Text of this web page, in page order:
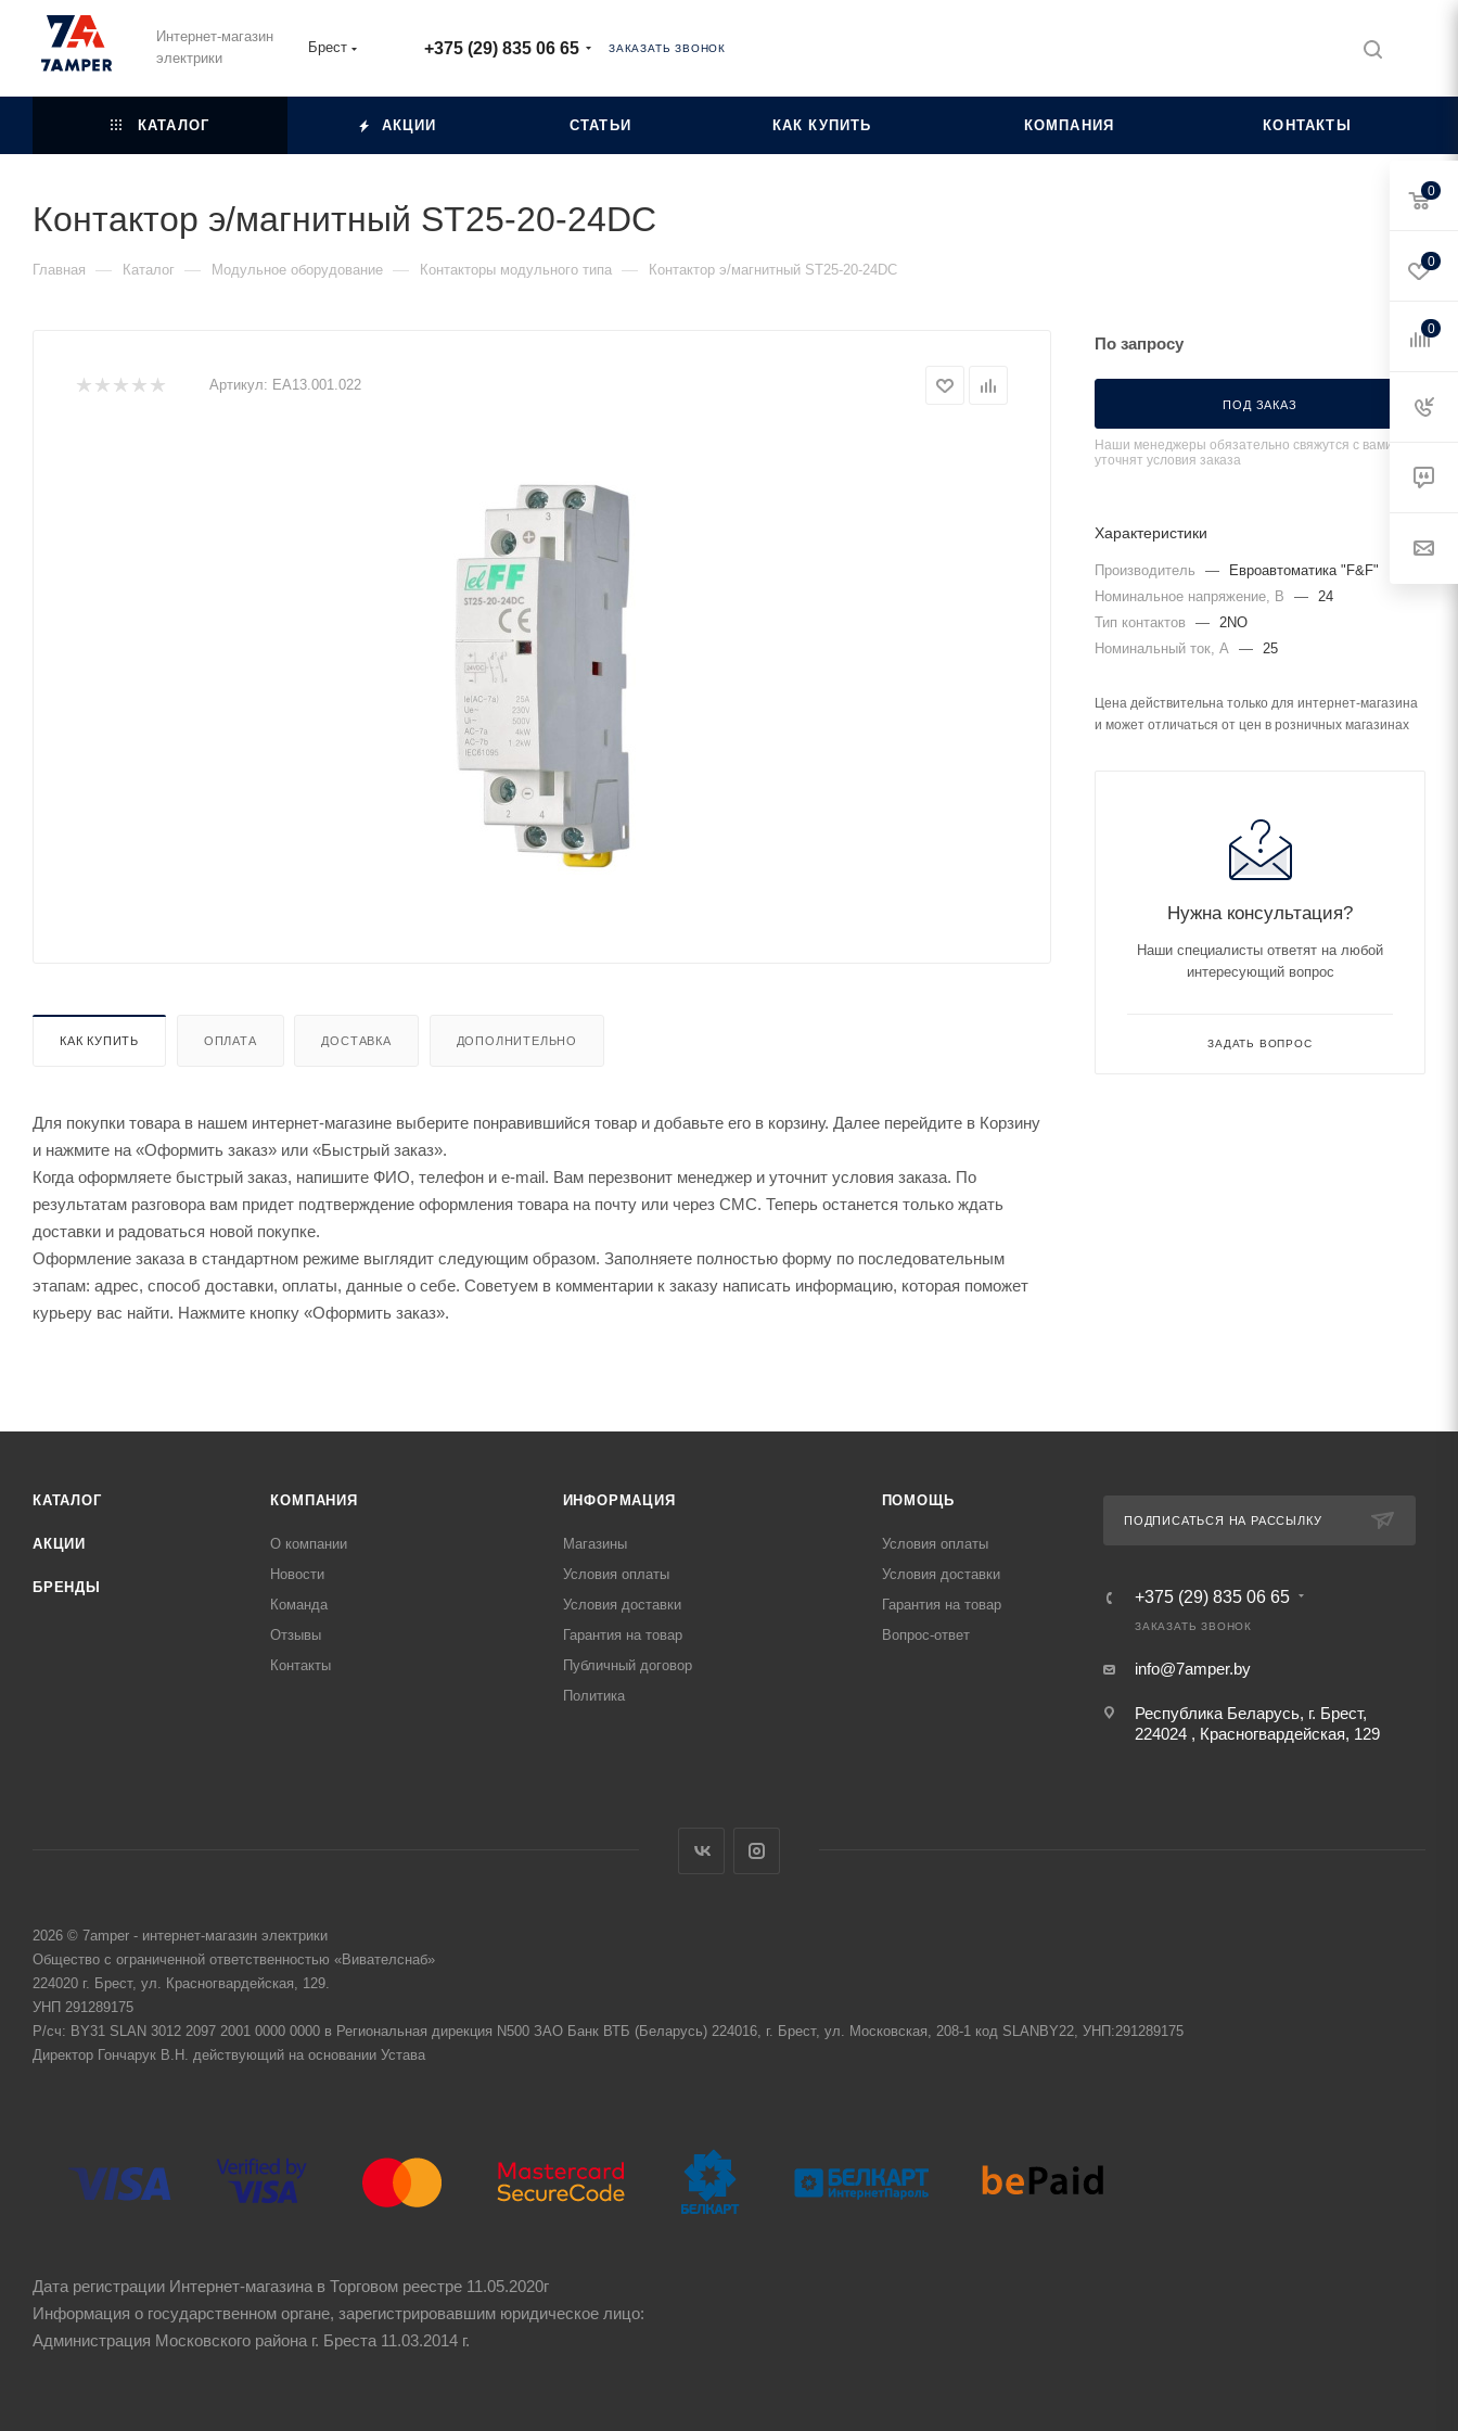
Интернет-магазин
электрики
Брест +375 (29) 835 06 65 ЗАКАЗАТЬ ЗВОНОК
КАТАЛОГ АКЦИИ СТАТЬИ КАК КУПИТЬ КОМПАНИЯ КОНТАКТЫ
Контактор э/магнитный ST25-20-24DC
Главная — Каталог — Модульное оборудование — Контакторы модульного типа — Контактор э/магнитный ST25-20-24DC
Артикул: EA13.001.022
КАК КУПИТЬ ОПЛАТА ДОСТАВКА ДОПОЛНИТЕЛЬНО
Для покупки товара в нашем интернет-магазине выберите понравившийся товар и добавьте его в корзину. Далее перейдите в Корзину
и нажмите на «Оформить заказ» или «Быстрый заказ».
Когда оформляете быстрый заказ, напишите ФИО, телефон и e-mail. Вам перезвонит менеджер и уточнит условия заказа. По
результатам разговора вам придет подтверждение оформления товара на почту или через СМС. Теперь останется только ждать
доставки и радоваться новой покупке.
Оформление заказа в стандартном режиме выглядит следующим образом. Заполняете полностью форму по последовательным
этапам: адрес, способ доставки, оплаты, данные о себе. Советуем в комментарии к заказу написать информацию, которая поможет
курьеру вас найти. Нажмите кнопку «Оформить заказ».
По запросу
ПОД ЗАКАЗ
Наши менеджеры обязательно свяжутся с вами и
уточнят условия заказа
Характеристики
Производитель —
Евроавтоматика "F&F"
Номинальное напряжение, В
— 24
Тип контактов
— 2NO
Номинальный ток, А — 25
Цена действительна только для интернет-магазина
и может отличаться от цен в розничных магазинах
Нужна консультация?
Наши специалисты ответят на любой
интересующий вопрос
ЗАДАТЬ ВОПРОС
КАТАЛОГ
АКЦИИ
БРЕНДЫ
КОМПАНИЯ
О компании
Новости
Команда
Отзывы
Контакты
ИНФОРМАЦИЯ
Магазины
Условия оплаты
Условия доставки
Гарантия на товар
Публичный договор
Политика
ПОМОЩЬ
Условия оплаты
Условия доставки
Гарантия на товар
Вопрос-ответ
ПОДПИСАТЬСЯ НА РАССЫЛКУ
+375 (29) 835 06 65
ЗАКАЗАТЬ ЗВОНОК
info@7amper.by
Республика Беларусь, г. Брест,
224024 , Красногвардейская, 129
2026 © 7amper - интернет-магазин электрики
Общество с ограниченной ответственностью «Вивателснаб»
224020 г. Брест, ул. Красногвардейская, 129.
УНП 291289175
Р/сч: BY31 SLAN 3012 2097 2001 0000 0000 в Региональная дирекция N500 ЗАО Банк ВТБ (Беларусь) 224016, г. Брест, ул. Московская, 208-1 код SLANBY22, УНП:291289175
Директор Гончарук В.Н. действующий на основании Устава
Дата регистрации Интернет-магазина в Торговом реестре 11.05.2020г
Информация о государственном органе, зарегистрировавшим юридическое лицо:
Администрация Московского района г. Бреста 11.03.2014 г.
0
0
0